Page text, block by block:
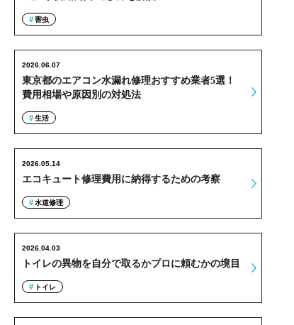
害虫
東京都のエアコン水漏れ修理おすすめ業者5選！
費用相場や原因別の対処法
2026.06.07
生活
エコキュート修理費用に納得するための考察
2026.05.14
水道修理
トイレの異物を自分で取るかプロに頼むかの境目
2026.04.03
トイレ